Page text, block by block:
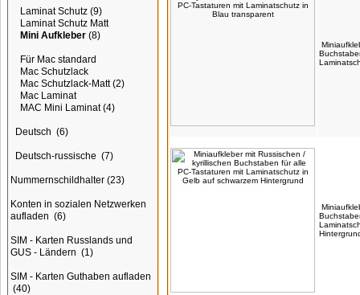
Laminat Schutz (9)
Laminat Schutz Matt
Mini Aufkleber (8)
Für Mac standard
Mac Schutzlack
Mac Schutzlack-Matt(2)
Mac Laminat
MAC Mini Laminat(4)
Deutsch (6)
Deutsch-russische (7)
Nummernschildhalter (23)
Konten in sozialen Netzwerken
aufladen (6)
SIM - Karten Russlands und
GUS - Ländern (1)
SIM - Karten Guthaben aufladen
(40)